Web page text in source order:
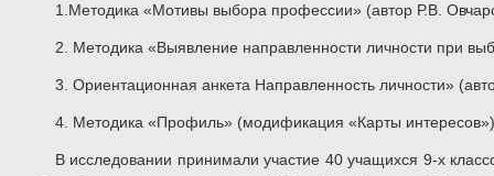
1.Методика «Мотивы выбора профессии» (автор Р.В.
2. Методика «Выявление направленности личности при
3. Ориентационная анкета Направленность личности»
4. Методика «Профиль» (модификация «Карты
В исследовании принимали участие 40 учащихся 9-х